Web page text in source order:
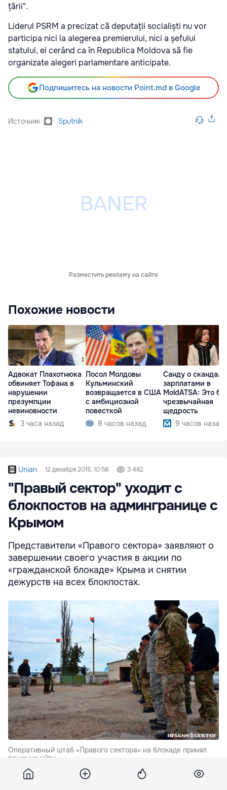
țării".
Liderul PSRM a precizat că deputații socialiști nu vor
participa nici la alegerea premierului, nici a șefului
statului, ei cerând ca în Republica Moldova să fie
organizate alegeri parlamentare anticipate.
Подпишитесь на новости Point.md в Google
Источник Sputnik
Разместить рекламу на сайте
Похожие новости
Адвокат Плахотнюка
обвиняет Тофана в
нарушении
презумпции
невиновности
3 часа назад
Посол Молдовы
Кульминский
возвращается в США
с амбициозной
повесткой
8 часов назад
Санду о
зарплатами в
MoldATSA: Это
чрезвычайная
щедрость
9 часов назад
Unian 12 декабря 2015, 10:58 3 482
"Правый сектор" уходит с
блокпостов на админгранице с
Крымом
Представители «Правого сектора» заявляют о
завершении своего участия в акции по
«гражданской блокаде» Крыма и снятии
дежурств на всех блокпостах.
Оперативный штаб «Правого сектора» на блокаде принял
решение уйти.